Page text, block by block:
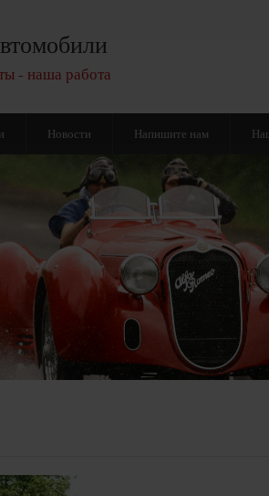
- наша работа
Новости Напишите нам